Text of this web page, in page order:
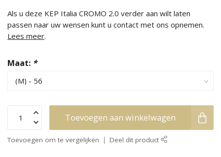
Als u deze KEP Italia CROMO 2.0 verder aan wilt laten
passen naar uw wensen kunt u contact met ons opnemen.
Lees meer.
Maat: *
Toevoegen aan winkelwagen
Toevoegen om te vergelijken Deel dit product